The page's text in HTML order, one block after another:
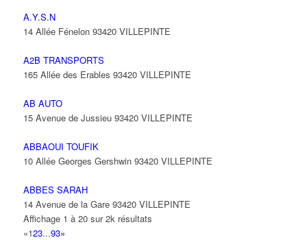
A.Y.S.N
14 Allée Fénelon 93420 VILLEPINTE
A2B TRANSPORTS
165 Allée des Erables 93420 VILLEPINTE
AB AUTO
15 Avenue de Jussieu 93420 VILLEPINTE
ABBAOUI TOUFIK
10 Allée Georges Gershwin 93420 VILLEPINTE
ABBES SARAH
14 Avenue de la Gare 93420 VILLEPINTE
Affichage 1 à 20 sur 2k résultats
«123...93»